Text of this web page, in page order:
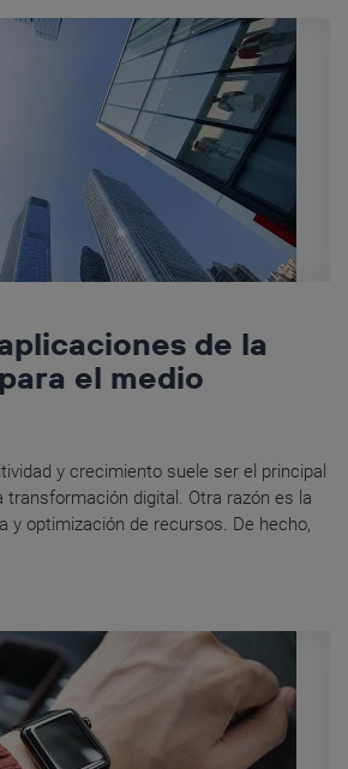
de la
el medio
y crecimiento suele ser el principal
transformación digital. Otra razón es la
y optimización de recursos. De hecho,